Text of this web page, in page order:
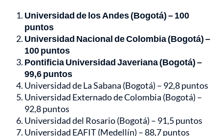
Universidad de los Andes (Bogotá) – 100
puntos
Universidad Nacional de Colombia (Bogotá) –
100 puntos
Pontificia Universidad Javeriana (Bogotá) –
99,6 puntos
Universidad de La Sabana (Bogotá) – 92,8 puntos
Universidad Externado de Colombia (Bogotá) –
92,8 puntos
Universidad del Rosario (Bogotá) – 91,5 puntos
Universidad EAFIT (Medellín) – 88,7 puntos